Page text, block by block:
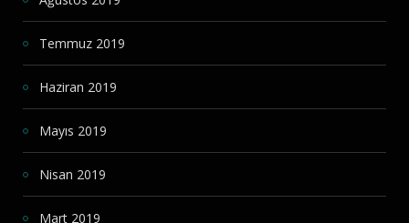
Temmuz 2019
Haziran 2019
Mayıs 2019
Nisan 2019
Mart 2019